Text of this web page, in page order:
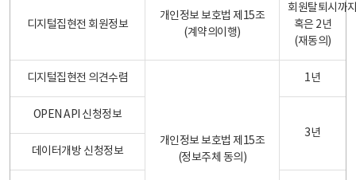
디지털집현전 회원정보
개인정보 보호법 제15조
(계약의이행)
회원탈퇴시까
혹은 2년
(재동의)
디지털집현전 의견수렴
개인정보 보호법 제15조
(정보주체 동의)
1년
OPEN API 신청정보
3년
데이터개방 신청정보